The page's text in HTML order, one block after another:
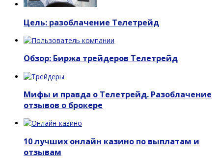
Цель: разоблачение Телетрейд
Обзор: Биржа трейдеров Телетрейд
Мифы и правда о Телетрейд. Разоблачение
отзывов о брокере
10 лучших онлайн казино по выплатам и
отзывам